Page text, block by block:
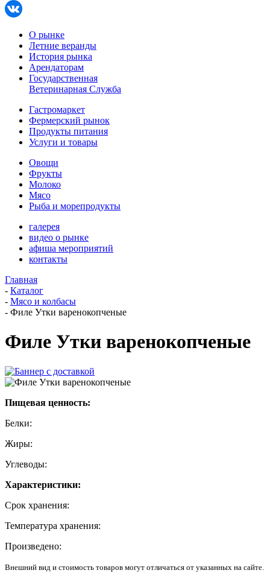
О рынке
Летние веранды
История рынка
Арендаторам
Государственная
Ветеринарная Служба
Гастромаркет
Фермерский рынок
Продукты питания
Услуги и товары
Овощи
Фрукты
Молоко
Мясо
Рыба и морепродукты
галерея
видео о рынке
афиша мероприятий
контакты
Главная
- Каталог
- Мясо и колбасы
- Филе Утки варенокопченые
Филе Утки варенокопченые
Пищевая ценность:
Белки:
Жиры:
Углеводы:
Характеристики:
Срок хранения:
Температура хранения:
Произведено:
Внешний вид и стоимость товаров могут отличаться от указанных на сайте.